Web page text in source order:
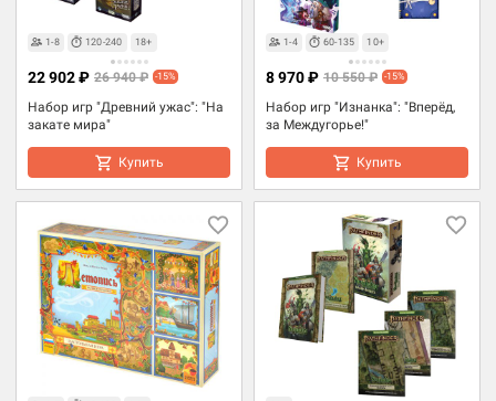
1-8 120-240 18+
Набор игр "Древний ужас": "На
закате мира"
22 902 ₽ 26 940 ₽ -15%
Купить
1-4 60-135 10+
Набор игр "Изнанка": "Вперёд,
за Междугорье!"
8 970 ₽ 10 550 ₽ -15%
Купить